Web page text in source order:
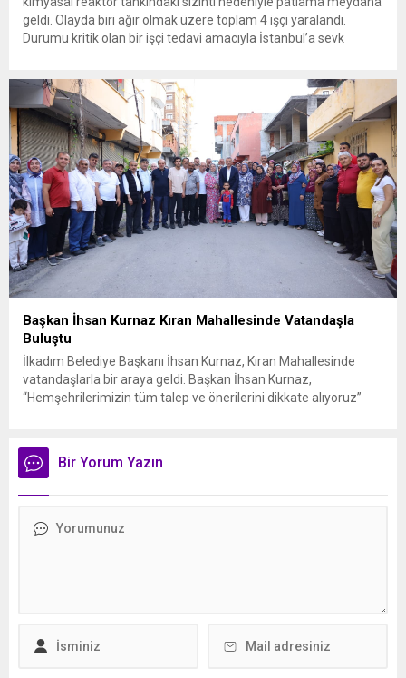
geldi. Olayda biri ağır olmak üzere toplam 4 işçi yaralandı.
Durumu kritik olan bir işçi tedavi amacıyla İstanbul’a sevk
ilçesine...
Başkan İhsan Kurnaz Kıran Mahallesinde Vatandaşla
Buluştu
İlkadım Belediye Başkanı İhsan Kurnaz, Kıran Mahallesinde
vatandaşlarla bir araya geldi. Başkan İhsan Kurnaz,
“Hemşehrilerimizin tüm talep ve önerilerini dikkate alıyoruz”
sohbet eden, onların talep ve önerileri dinleyen Başkan İhsan
Kurnaz, gelen taleplerin çözümü için...
Bir Yorum Yazın